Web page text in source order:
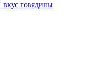
говядины